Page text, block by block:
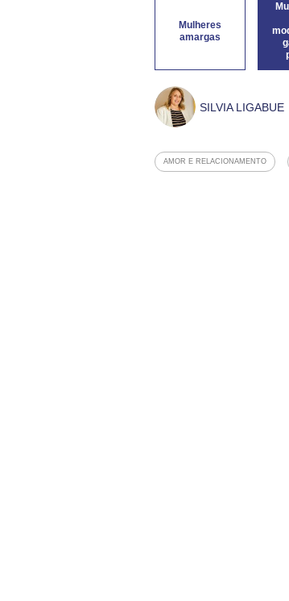
Mulheres
amargas
SILVIA LIGABUE
AMOR E RELACIONAMENTO